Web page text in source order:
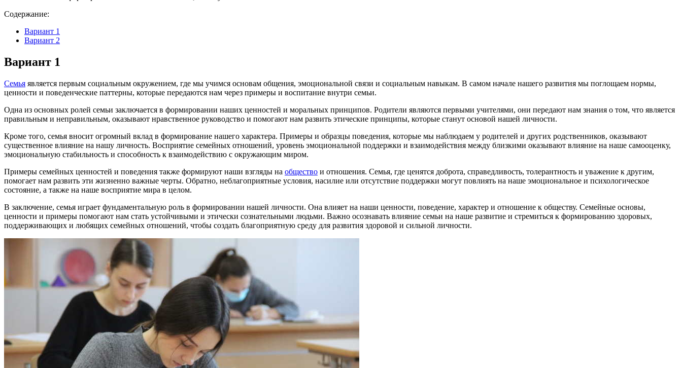
Содержание:
Вариант 1
Вариант 2
Вариант 1
Семья является первым социальным окружением, где мы учимся основам общения, эмоциональной связи и социальным навыкам. В самом начале нашего развития мы поглощаем нормы,
ценности и поведенческие паттерны, которые передаются нам через примеры и воспитание внутри семьи.
Одна из основных ролей семьи заключается в формировании наших ценностей и моральных принципов. Родители являются первыми учителями, они передают нам знания о том, что является
правильным и неправильным, оказывают нравственное руководство и помогают нам развить этические принципы, которые станут основой нашей личности.
Кроме того, семья вносит огромный вклад в формирование нашего характера. Примеры и образцы поведения, которые мы наблюдаем у родителей и других родственников, оказывают
существенное влияние на нашу личность. Восприятие семейных отношений, уровень эмоциональной поддержки и взаимодействия между близкими оказывают влияние на наше самооценку,
эмоциональную стабильность и способность к взаимодействию с окружающим миром.
Примеры семейных ценностей и поведения также формируют наши взгляды на общество и отношения. Семья, где ценятся доброта, справедливость, толерантность и уважение к другим,
помогает нам развить эти жизненно важные черты. Обратно, неблагоприятные условия, насилие или отсутствие поддержки могут повлиять на наше эмоциональное и психологическое
состояние, а также на наше восприятие мира в целом.
В заключение, семья играет фундаментальную роль в формировании нашей личности. Она влияет на наши ценности, поведение, характер и отношение к обществу. Семейные основы,
ценности и примеры помогают нам стать устойчивыми и этически сознательными людьми. Важно осознавать влияние семьи на наше развитие и стремиться к формированию здоровых,
поддерживающих и любящих семейных отношений, чтобы создать благоприятную среду для развития здоровой и сильной личности.